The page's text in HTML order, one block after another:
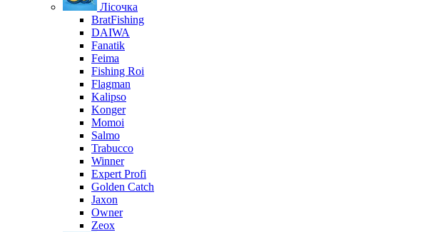
Лісочка
BratFishing
DAIWA
Fanatik
Feima
Fishing Roi
Flagman
Kalipso
Konger
Momoi
Salmo
Trabucco
Winner
Expert Profi
Golden Catch
Jaxon
Owner
Zeox